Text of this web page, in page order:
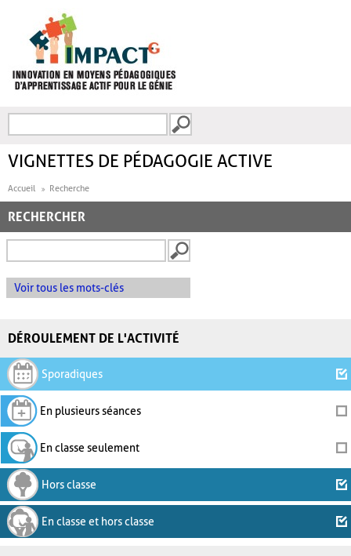
FORMULAIRE DE
VIGNETTES DE PÉDAGOGIE ACTIVE
Accueil Recherche
RECHERCHER
Voir tous les mots-clés
DÉROULEMENT DE L'ACTIVITÉ
Sporadiques
En plusieurs séances
En classe seulement
Hors classe
En classe et hors classe